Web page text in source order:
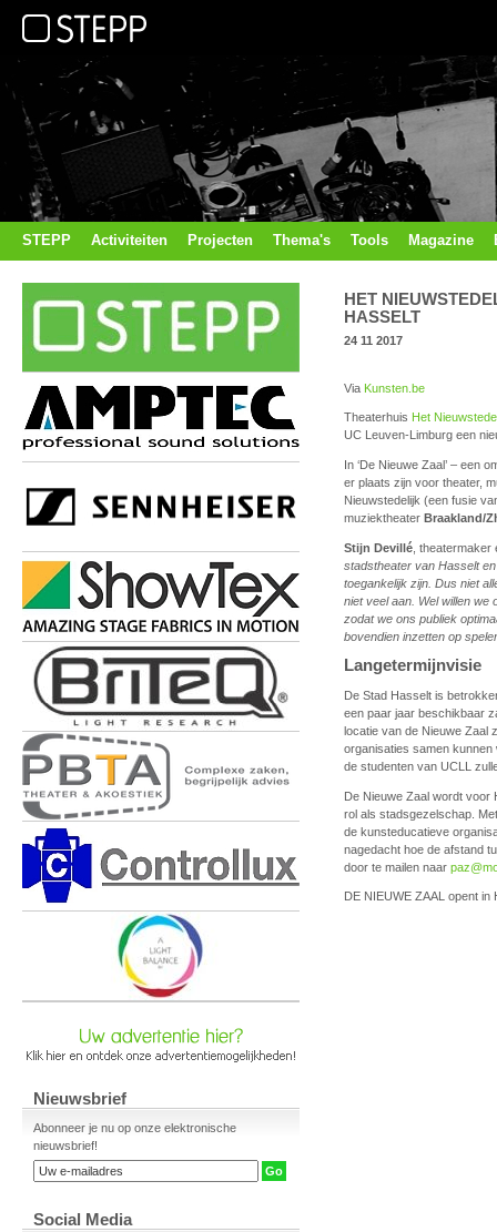
STEPP Activiteiten Projecten Thema's Tools Magazine
Nieuwsbrief
Abonneer je nu op onze elektronische
nieuwsbrief!
Social Media
HET
HASSELT
24 11 2017
Via Kunsten.be
Theaterhuis Het
UC Leuven-Limburg een
In ‘De Nieuwe Zaal’ – een
er plaats zijn voor theater,
Nieuwstedelijk (een fusie
muziektheater Braakland/
Stijn Devillé ,
stadstheater van Hasselt
toegankelijk zijn. Dus niet
niet veel aan. Wel willen we
zodat we ons publiek
bovendien inzetten op
Langetermijnvisie
De Stad Hasselt is
een paar jaar beschikbaar
locatie van de Nieuwe Zaal
organisaties samen
de studenten van UCLL
De Nieuwe Zaal wordt voor
rol als stadsgezelschap.
de kunsteducatieve
nagedacht hoe de afstand
door te mailen naar
DE NIEUWE ZAAL opent